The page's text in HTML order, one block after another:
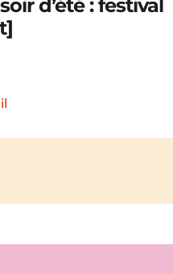
d’été : festival